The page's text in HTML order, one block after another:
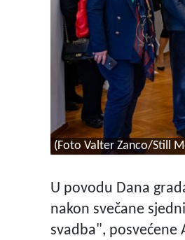
(Foto Valter Zanco/Still
U povodu Dana
nakon svečane
svadba", posvećene